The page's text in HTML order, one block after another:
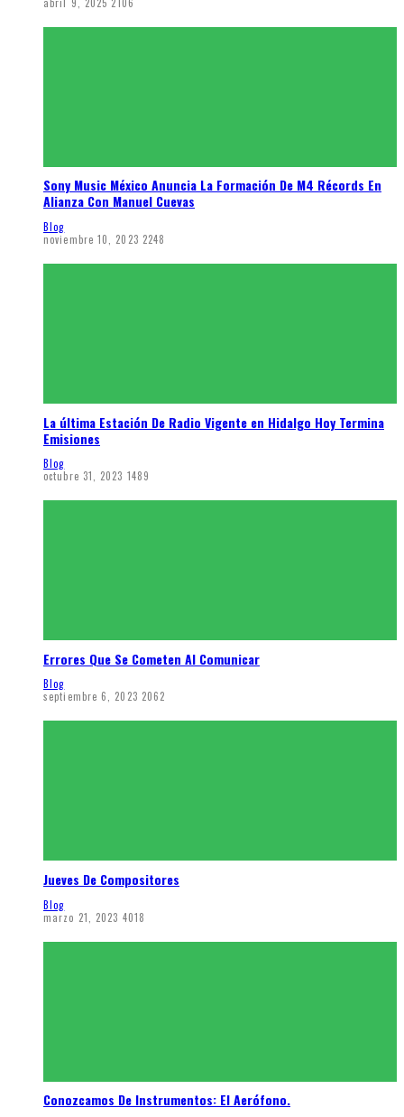
Sony Music México Anuncia La Formación De M4 Récords En
Alianza Con Manuel Cuevas
Blog
noviembre 10, 2023 2248
La última Estación De Radio Vigente en Hidalgo Hoy Termina
Emisiones
Blog
octubre 31, 2023 1489
Errores Que Se Cometen Al Comunicar
Blog
septiembre 6, 2023 2062
Jueves De Compositores
Blog
marzo 21, 2023 4018
Conozcamos De Instrumentos: El Aerófono.